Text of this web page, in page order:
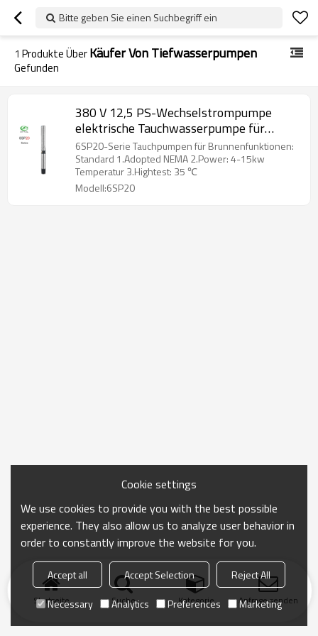
Bitte geben Sie einen Suchbegriff ein
1 Produkte ÜberKäufer Von Tiefwasserpumpen
Gefunden
380 V 12,5 PS-Wechselstrompumpe
elektrische Tauchwasserpumpe für
Brunnenbewässerungs-
Bauernhofpumpe
6SP20-Serie Tauchpumpen für Brunnenfunktionen:
Standard 1.Adopted NEMA 2.Power: 4-15kw
Temperatur 3.Hightest: 35 ℃
Modell:6SP20
Startseite Suche Kategorie Anfrage senden
Cookie settings
We use cookies to provide you with the best possible
experience. They also allow us to analyze user behavior in
order to constantly improve the website for you.
Accept all Accept Selection
Reject All
Necessary
Analytics Preferences Marketing